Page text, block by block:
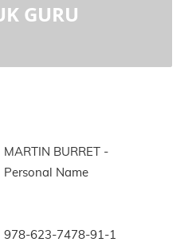
GURU
MARTIN BURRET
-
Personal Name
978-623-7478-91-1